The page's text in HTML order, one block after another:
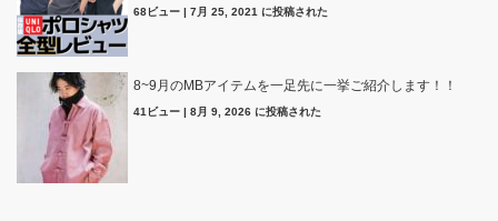
68ビュー | 7月 25, 2021 に投稿された
8~9月のMBアイテムを一足先に一挙ご紹介します！！
41ビュー | 8月 9, 2026 に投稿された